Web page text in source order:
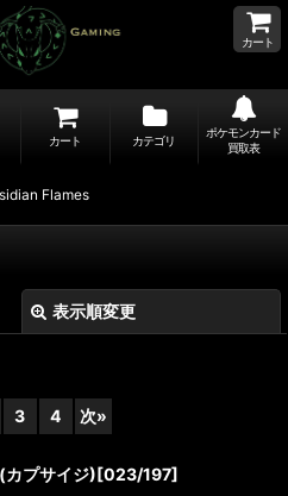
カート
カート カテゴリ
ポケモンカード
買取表
Flames
表示順変更
3 4 次»
プサイジ)[023/197]